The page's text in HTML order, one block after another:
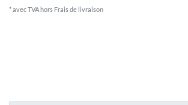
* avec TVA hors Frais de livraison